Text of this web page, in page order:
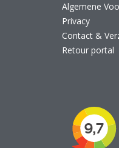
Algemene
Privacy
Contact &
Retour portal